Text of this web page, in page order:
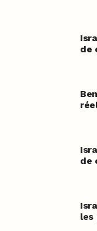
de
de
les